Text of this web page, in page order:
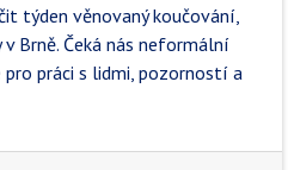
týden věnovaný koučování,
Brně. Čeká nás neformální
pro práci s lidmi, pozorností a